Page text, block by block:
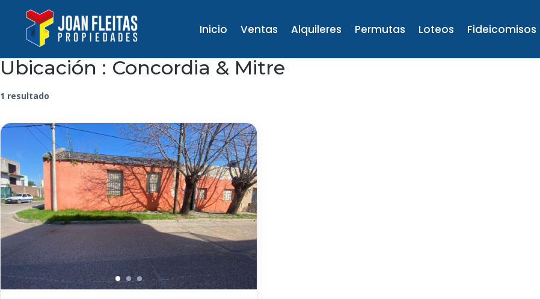
Inicio Ventas Alquileres Permutas Loteos Fideicomisos
Ubicación : Concordia & Mitre
1 resultado